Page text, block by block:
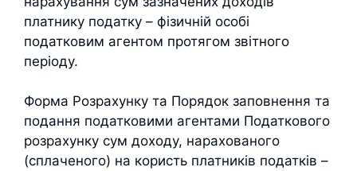
платнику податку – фізичній особі
податковим агентом протягом звітного
періоду.
Форма Розрахунку та Порядок заповнення та
подання податковими агентами Податкового
розрахунку сум доходу, нарахованого
(сплаченого) на користь платників податків –